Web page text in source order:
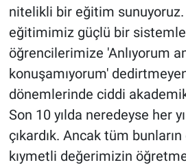
nitelikli bir eğitim sunuyoruz.
eğitimimiz güçlü bir
öğrencilerimize 'Anlıyorum
konuşamıyorum'
dönemlerinde ciddi akademik
Son 10 yılda neredeyse her
çıkardık. Ancak tüm
kıymetli değerimizin